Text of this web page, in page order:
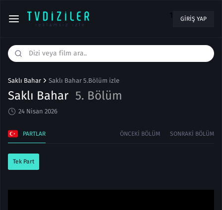
1 GIRIŞ YAP
Saklı Bahar Saklı Bahar 5.Bölüm izle
Saklı Bahar 5. Bölüm
24 Nisan 2026
PARTLAR ÖNCEKI BÖLÜM SONRAKI BÖLÜM
Tek Part